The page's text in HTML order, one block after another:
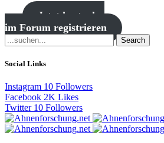
Jetzt kostenlos
im Forum registrieren
Search
Social Links
Instagram 10 Followers
Facebook 2K Likes
Twitter 10 Followers